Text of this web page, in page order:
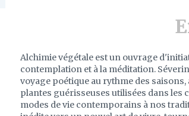
Alchimie végétale est un ouvrage
contemplation et à la méditation.
voyage poétique au rythme des
plantes guérisseuses utilisées dans les
modes de vie contemporains à nos